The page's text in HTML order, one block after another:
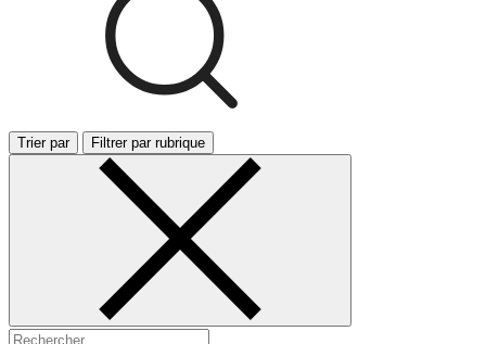
Trier par Filtrer par rubrique